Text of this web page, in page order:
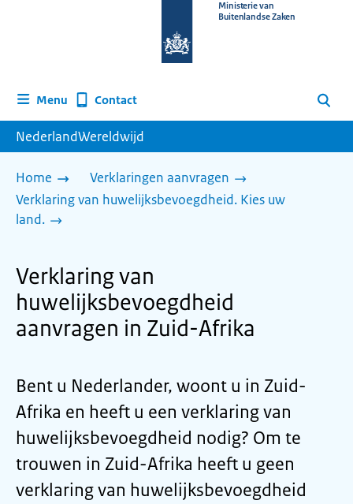
homepage
Ministerie van
Buitenlandse Zaken
Menu Contact Zoeken
NederlandWereldwijd
Home
Verklaringen aanvragen
Verklaring van huwelijksbevoegdheid. Kies uw
land.
Verklaring van
huwelijksbevoegdheid
aanvragen in Zuid-Afrika
Bent u Nederlander, woont u in Zuid-
Afrika en heeft u een verklaring van
huwelijksbevoegdheid nodig? Om te
trouwen in Zuid-Afrika heeft u geen
verklaring van huwelijksbevoegdheid